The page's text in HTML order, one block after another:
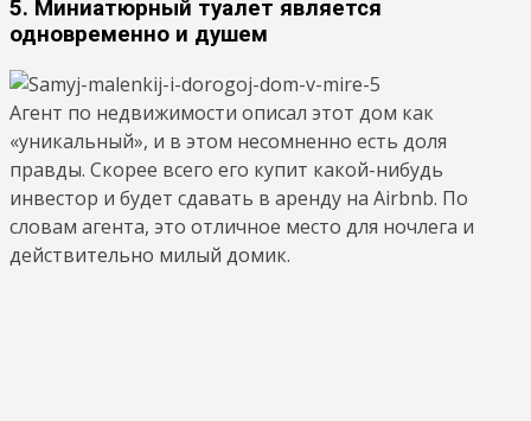
5. Миниатюрный туалет является
одновременно и душем
Агент по недвижимости описал этот дом как
«уникальный», и в этом несомненно есть доля
правды. Скорее всего его купит какой-нибудь
инвестор и будет сдавать в аренду на Airbnb. По
словам агента, это отличное место для ночлега и
действительно милый домик.